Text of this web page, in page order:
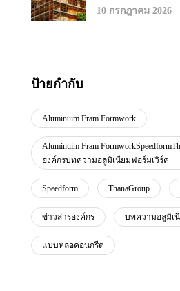
10 กรกฎาคม 2026
ป้ายกำกับ
Aluminuim Fram Formwork
Aluminuim Fram
องค์กรบทความอลูมิเนียมฟอร์มเวิร์ค
Speedform ThanaGroup
ข่าวสารองค์กร บทความอลูมิเ
แบบหล่อคอนกรีต